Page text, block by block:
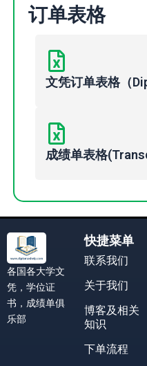
订单表格
文凭订单表格（
成绩单表格
各国各大学文
凭，学位证
书，成绩单俱
乐部
快捷菜单
联系我们
关于我们
博客及相关
知识
下单流程